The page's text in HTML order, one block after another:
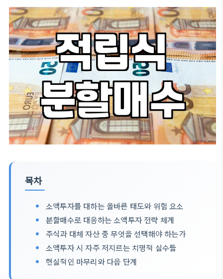
목차
소액투자를 대하는 올바른 태도와 위험 요소
분할매수로 대응하는 소액투자 전략 체계
주식과 대체 자산 중 무엇을 선택해야 하는가
소액투자 시 자주 저지르는 치명적 실수들
현실적인 마무리와 다음 단계